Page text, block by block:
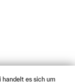
handelt es sich um